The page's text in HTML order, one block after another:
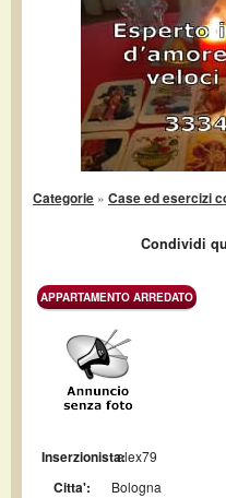
Categorie » Case ed esercizi
Condividi
APPARTAMENTO ARREDATO
Inserzionista:alex79
Citta': Bologna